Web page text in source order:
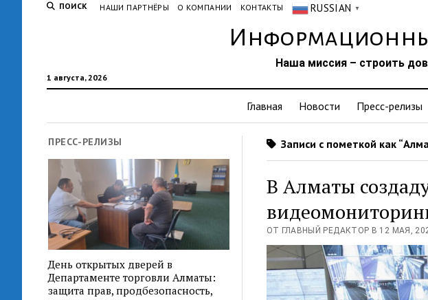
ПОИСК НАШИ ПАРТНЁРЫ О КОМПАНИИ КОНТАКТЫ RUSSIAN ▼
1 августа, 2026
Наша миссия – строить
Главная Новости Пресс-релизы
ПРЕСС-РЕЛИЗЫ
День открытых дверей в
Департаменте торговли Алматы:
защита прав, продбезопасность,
Записи с пометкой как
В Алматы
ОТ ГЛАВНЫЙ РЕДАКТОР В 12 МАЯ,